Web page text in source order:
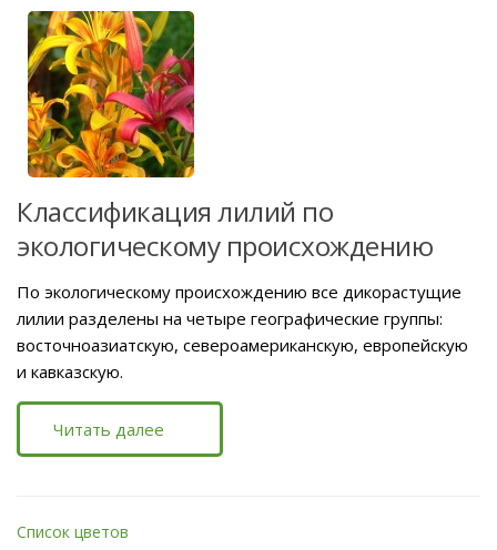
Классификация лилий по
экологическому происхождению
По экологическому происхождению все дикорастущие
лилии разделены на четыре географические группы:
восточноазиатскую, североамериканскую, европейскую
и кавказскую.
Читать далее
Список цветов